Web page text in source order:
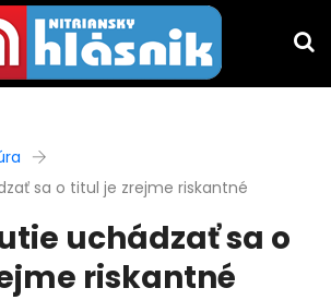
sa o titul je zrejme riskantné
uchádzať sa o
riskantné